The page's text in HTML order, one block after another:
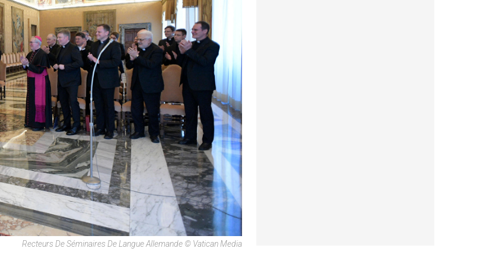
Recteurs De Séminaires De Langue Allemande © Vatican Media